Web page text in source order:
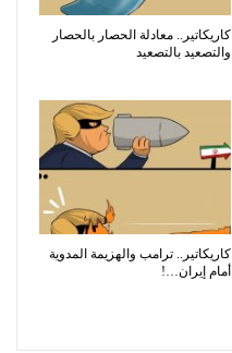
كاريكاتير.. معادلة الحصار بالحصار
والتصعيد بالتصعيد
كاريكاتير.. ترامب والهزيمة المدوية
أمام إيران…!